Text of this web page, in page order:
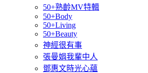
50+熟齡MV特輯
50+Body
50+Living
50+Beauty
神經很有事
張曼娟我輩中人
鄧惠文時光心蘊